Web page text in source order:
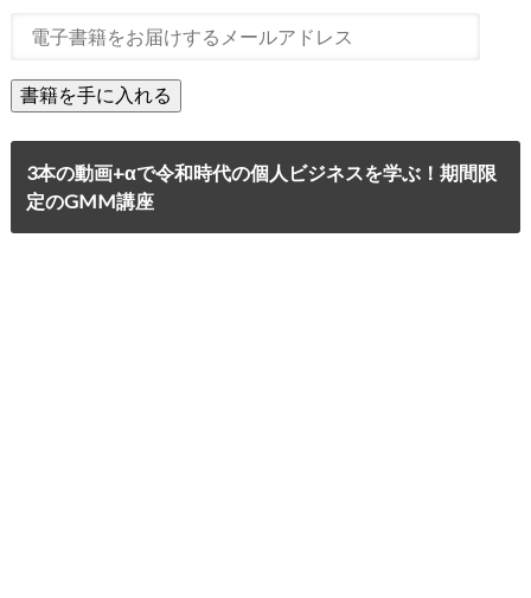
3本の動画+αで令和時代の個人ビジネスを学ぶ！期間限
定のGMM講座